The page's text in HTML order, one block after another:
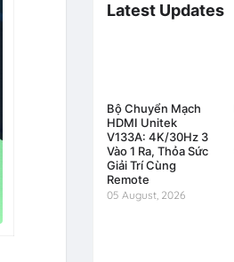
Latest Updates
Bộ Chuyển Mạch
HDMI Unitek
V133A: 4K/30Hz 3
Vào 1 Ra, Thỏa Sức
Giải Trí Cùng
Remote
05 August, 2026